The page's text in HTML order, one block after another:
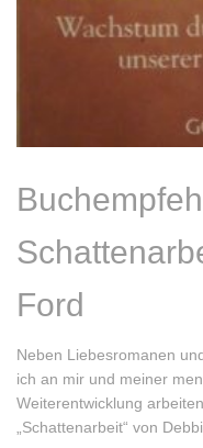
Ford
Neben Liebesromanen
ich an mir und meiner
Weiterentwicklung
„Schattenarbeit“ von